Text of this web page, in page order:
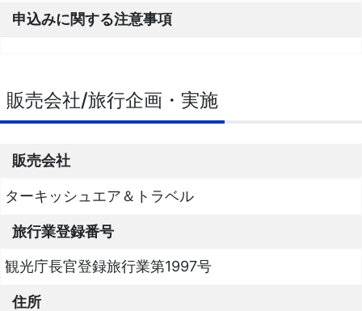
申込みに関する注意事項
販売会社/旅行企画・実施
販売会社
ターキッシュエア＆トラベル
旅行業登録番号
観光庁長官登録旅行業第1997号
住所